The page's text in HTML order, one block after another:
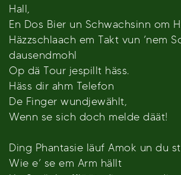
Hall,
En Dos Bier un Schwachsinn om
Häzzschlaach em Takt vun ’nem
dausendmohl
Op dä Tour jespillt häss.
Häss dir ahm Telefon
De Finger wundjewählt,
Wenn se sich doch melde däät!
Ding Phantasie läuf Amok un du
Wie e’ se em Arm hällt